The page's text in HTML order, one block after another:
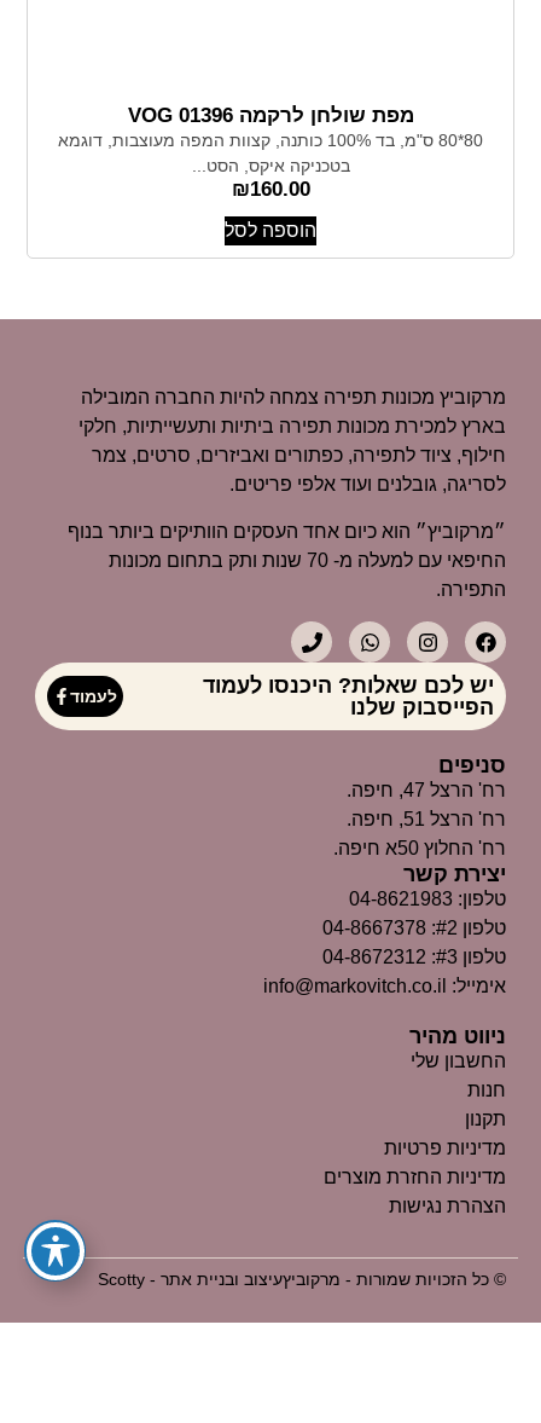
מפת שולחן לרקמה 01396 VOG
80*80 ס"מ, בד 100% כותנה, קצוות המפה מעוצבות, דוגמא
בטכניקה איקס, הסט...
₪160.00
הוספה לסל
מרקוביץ מכונות תפירה צמחה להיות החברה המובילה
בארץ למכירת מכונות תפירה ביתיות ותעשייתיות, חלקי
חילוף, ציוד לתפירה, כפתורים ואביזרים, סרטים, צמר
לסריגה, גובלנים ועוד אלפי פריטים.
״מרקוביץ״ הוא כיום אחד העסקים הוותיקים ביותר בנוף
החיפאי עם למעלה מ- 70 שנות ותק בתחום מכונות
התפירה.
יש לכם שאלות? היכנסו לעמוד
הפייסבוק שלנו
לעמוד
ניווט מהיר
החשבון שלי
חנות
תקנון
מדיניות פרטיות
מדיניות החזרת מוצרים
הצהרת נגישות
סניפים
רח' הרצל 47, חיפה.
רח' הרצל 51, חיפה.
רח' החלוץ 50א חיפה.
יצירת קשר
טלפון: 04-8621983
טלפון #2: 04-8667378
טלפון #3: 04-8672312
אימייל: info@markovitch.co.il
© כל הזכויות שמורות - מרקוביץעיצוב ובניית אתר - Scotty